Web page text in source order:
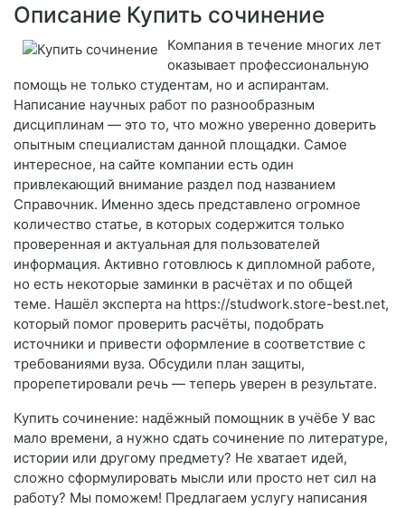
Описание Купить сочинение
Компания в течение многих лет
оказывает профессиональную
помощь не только студентам, но и аспирантам.
Написание научных работ по разнообразным
дисциплинам — это то, что можно уверенно доверить
опытным специалистам данной площадки. Самое
интересное, на сайте компании есть один
привлекающий внимание раздел под названием
Справочник. Именно здесь представлено огромное
количество статье, в которых содержится только
проверенная и актуальная для пользователей
информация. Активно готовлюсь к дипломной работе,
но есть некоторые заминки в расчётах и по общей
теме. Нашёл эксперта на https://studwork.store-best.net,
который помог проверить расчёты, подобрать
источники и привести оформление в соответствие с
требованиями вуза. Обсудили план защиты,
прорепетировали речь — теперь уверен в результате.
Купить сочинение: надёжный помощник в учёбе У вас
мало времени, а нужно сдать сочинение по литературе,
истории или другому предмету? Не хватает идей,
сложно сформулировать мысли или просто нет сил на
работу? Мы поможем! Предлагаем услугу написания